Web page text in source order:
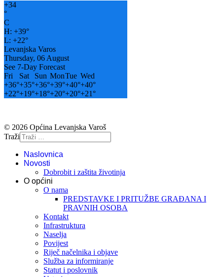
+34
°
C
H: +39°
L: +22°
Levanjska Varos
Thursday, 06 August
See 7-Day Forecast
Fri
Sat Sun MonTue Wed
+36°+35°+36°+39°+40°+40°
+22°+19°+18°+20°+20°+21°
© 2026 Općina Levanjska Varoš
Traži
Naslovnica
Novosti
Dobrobit i zaštita životinja
O općini
O nama
PREDSTAVKE I PRITUŽBE GRAĐANA I
PRAVNIH OSOBA
Kontakt
Infrastruktura
Naselja
Povijest
Riječ načelnika i objave
Služba za informiranje
Statut i poslovnik